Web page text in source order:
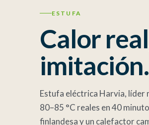
ESTUFA
Calor
imitación.
Estufa eléctrica Harvia, líder
80–85 °C reales en 40
finlandesa y un calefactor